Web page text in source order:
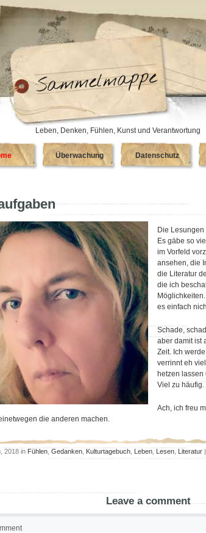
Leben, Denken, Fühlen, Kunst und Verantwortung
Überwachung Datenschutz
Die
Es gäbe so
im Vorfeld
ansehen, die
die Literatur
die ich
es einfach
Schade,
aber damit ist
Zeit. Ich
verrinnt eh
hetzen
Viel zu
Ach, ich freu
die anderen machen.
2018 in Fühlen Gedanken Kulturtagebuch Leben Lesen Literatur
Leave a comment